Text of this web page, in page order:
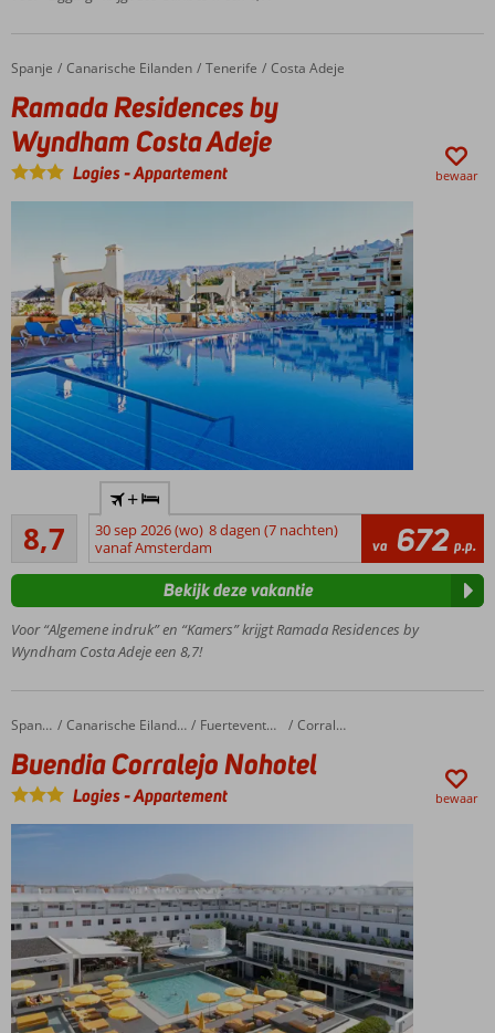
centrum
van
del
Op
loopafstand
van het
zandstrand
afstand
Zonneterras
op het dak
Home
Spanje Canarische Eilanden Tenerife Costa Adeje
Ramada Residences by Wyndham Costa Adeje
Ramada Residences by
Wyndham Costa Adeje
Logies-Appartement bewaar
heuvel
met
prachtig
Op ca. 2
kilometer
van
Costa
Ruime
appartementen
Entertainment
voor jong en
oud
Halfpension
ook
mogelijk
8,7Aanrader
19
beoordelingen
+
30 sep 2026 (wo) 8 dagen (7 nachten)
vanaf Amsterdam
va 672 p.p.
Voor “Algemene indruk” en “Kamers” krijgt Ramada Residences by
Wyndham Costa Adeje een 8,7!
Bekijk deze vakantie
Home Spanje Canarische Eilanden Fuerteventura Corralejo
Buendia Corralejo Nohotel
Buendia Corralejo Nohotel
Logies-Appartement bewaar